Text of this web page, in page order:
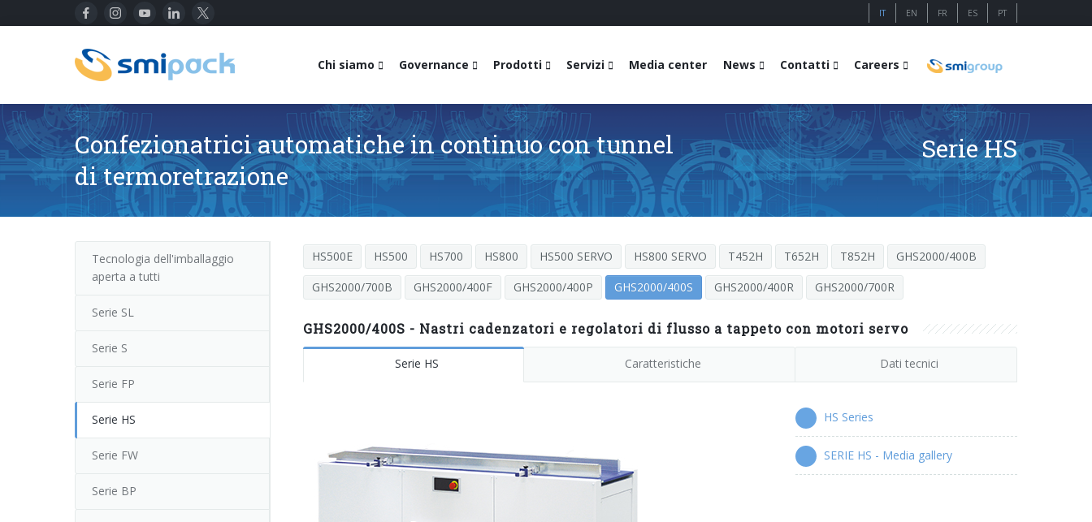
IT EN FR ES PT
Chi siamo Governance Prodotti Servizi Media center News Contatti Careers
Confezionatrici automatiche in continuo con tunnel
di termoretrazione
Serie HS
Tecnologia dell'imballaggio
aperta a tutti
Serie SL
Serie S
Serie FP
Serie HS
Serie FW
Serie BP
HS500E HS500 HS700 HS800 HS500 SERVO HS800 SERVO T452H T652H T852H
GHS2000/400B
GHS2000/700B
GHS2000/400F GHS2000/400P GHS2000/400S GHS2000/400R GHS2000/700R
GHS2000/400S - Nastri cadenzatori e regolatori di flusso a tappeto con motori servo
Serie HS Caratteristiche Dati tecnici
HS Series
SERIE HS - Media gallery